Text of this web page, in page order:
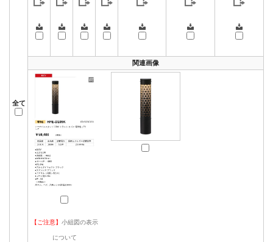
全て
関連画像
【ご注意】 小組図の表示
について